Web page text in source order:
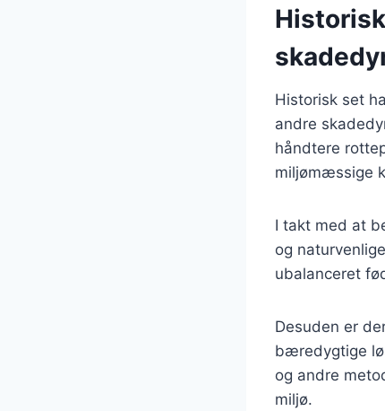
Historisk set
andre
håndtere
miljømæssige
I takt med at
og
ubalanceret
Desuden er
bæredygtige
og andre
miljø.